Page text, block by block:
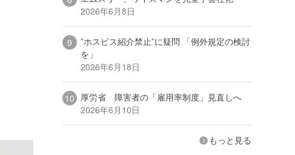
2026年6月8日
”ホスピス紹介禁止”に疑問 「例外規定の検討
を」
2026年6月18日
厚労省 障害者の「雇用率制度」見直しへ
2026年6月10日
もっと見る